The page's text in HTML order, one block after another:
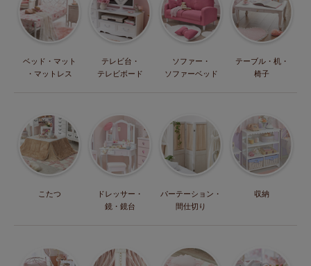
ベッド・マット
・マットレス
テレビ台・
テレビボード
ソファー・
ソファーベッド
テーブル・机・
椅子
こたつ
ドレッサー・
鏡・鏡台
パーテーション・
間仕切り
収納